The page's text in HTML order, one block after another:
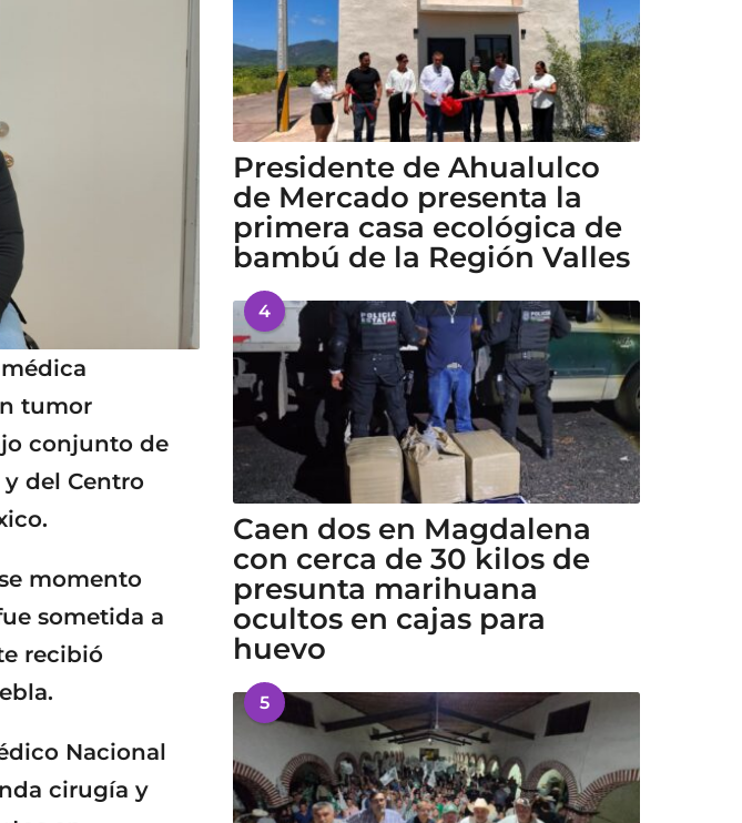
tumor
conjunto de
y del Centro
momento
sometida a
recibió
Nacional
cirugía y
Presidente de Ahualulco
de Mercado presenta la
primera casa ecológica de
bambú de la Región Valles
4
Caen dos en Magdalena
con cerca de 30 kilos de
presunta marihuana
ocultos en cajas para
huevo
5